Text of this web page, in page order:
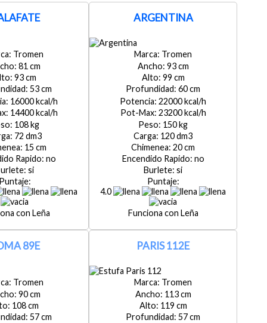
Tromen
81
93
53
16000
14400
108
72
15
no
si
Leña
ARGENTINA
Tromen
93
99
60
22000
23200
150
120
20
no
si
4.0
Leña
89E
Tromen
90
108
57
PARIS 112E
Tromen
113
119
57